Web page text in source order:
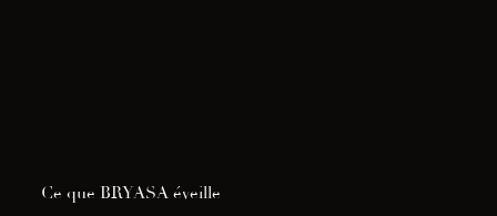
Ce que BRYASA éveille